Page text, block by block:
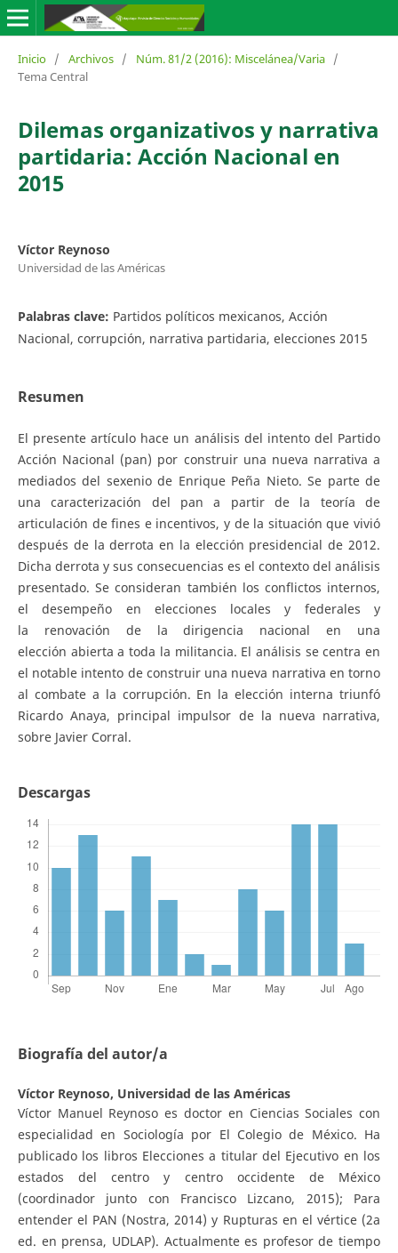
Inicio / Archivos / Núm. 81/2 (2016): Miscelánea/Varia /
Tema Central
Dilemas organizativos y narrativa
partidaria: Acción Nacional en
2015
Víctor Reynoso
Universidad de las Américas
Palabras clave: Partidos políticos mexicanos, Acción
Nacional, corrupción, narrativa partidaria, elecciones 2015
Resumen
El presente artículo hace un análisis del intento del Partido
Acción Nacional (pan) por construir una nueva narrativa a
mediados del sexenio de Enrique Peña Nieto. Se parte de
una caracterización del pan a partir de la teoría de
articulación de fines e incentivos, y de la situación que vivió
después de la derrota en la elección presidencial de 2012.
Dicha derrota y sus consecuencias es el contexto del análisis
presentado. Se consideran también los conflictos internos,
el desempeño en elecciones locales y federales y
la renovación de la dirigencia nacional en una
elección abierta a toda la militancia. El análisis se centra en
el notable intento de construir una nueva narrativa en torno
al combate a la corrupción. En la elección interna triunfó
Ricardo Anaya, principal impulsor de la nueva narrativa,
sobre Javier Corral.
Descargas
Biografía del autor/a
Víctor Reynoso, Universidad de las Américas
Víctor Manuel Reynoso es doctor en Ciencias Sociales con
especialidad en Sociología por El Colegio de México. Ha
publicado los libros Elecciones a titular del Ejecutivo en los
estados del centro y centro occidente de México
(coordinador junto con Francisco Lizcano, 2015); Para
entender el PAN (Nostra, 2014) y Rupturas en el vértice (2a
ed. en prensa, UDLAP). Actualmente es profesor de tiempo